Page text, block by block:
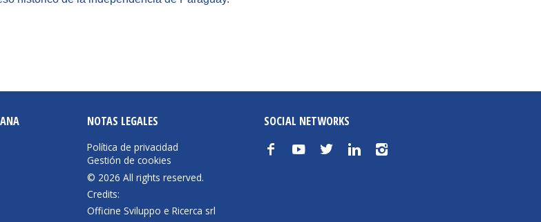
NOTAS LEGALES
Política de privacidad
Gestión de cookies
© 2026 All rights reserved.
Credits:
Officine Sviluppo e Ricerca srl
SOCIAL NETWORKS
f y t n i